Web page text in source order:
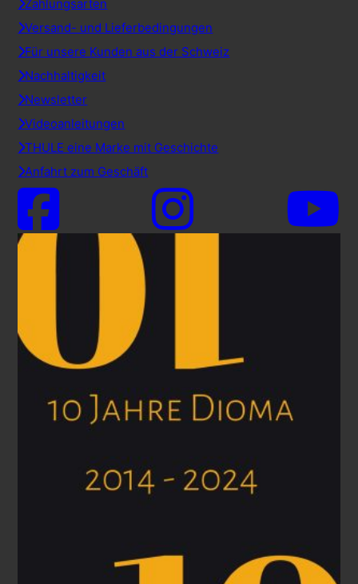
Zahlungsarten
Versand- und Lieferbedingungen
Für unsere Kunden aus der Schweiz
Nachhaltigkeit
Newsletter
Videoanleitungen
THULE eine Marke mit Geschichte
Anfahrt zum Geschäft